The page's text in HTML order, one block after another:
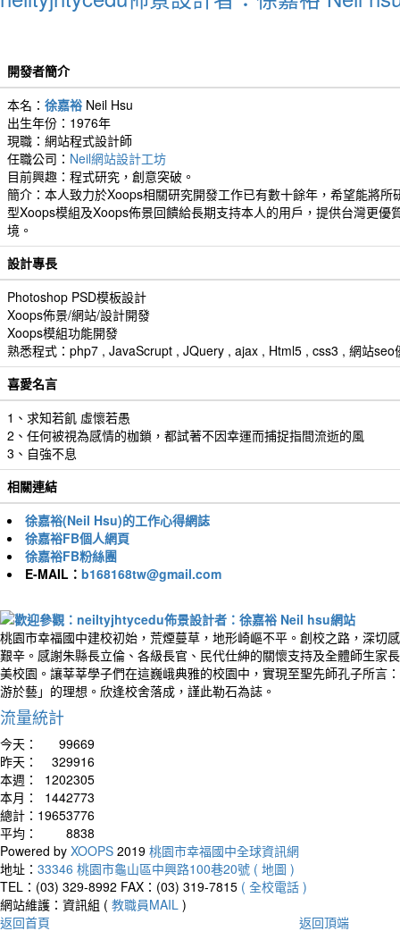
開發者簡介
本名： 徐嘉裕 Neil Hsu
出生年份：1976年
現職：網站程式設計師
任職公司： Neil網站設計工坊
目前興趣：程式研究，創意突破。
簡介：本人致力於Xoops相關研究開發工作已有數十餘年，希望能將所
型Xoops模組及Xoops佈景回饋給長期支持本人的用戶，提供台灣更優
境。
設計專長
Photoshop PSD模板設計
Xoops佈景/網站/設計開發
Xoops模組功能開發
熟悉程式：php7 , JavaScrupt , JQuery , ajax , Html5 , css3 , 網站seo
喜愛名言
1、求知若飢 虛懷若愚
2、任何被視為感情的枷鎖，都試著不因幸運而捕捉指間流逝的風
3、自強不息
相關連結
徐嘉裕(Neil Hsu)的工作心得網誌
徐嘉裕FB個人網頁
徐嘉裕FB粉絲團
E-MAIL： b168168tw@gmail.com
桃園市幸福國中建校初始，荒煙蔓草，地形崎嶇不平。創校之路，深切
艱辛。感謝朱縣長立倫、各級長官、民代仕紳的關懷支持及全體師生家
美校園。讓莘莘學子們在這巍峨典雅的校園中，實現至聖先師孔子所言
游於藝」的理想。欣逢校舍落成，謹此勒石為誌。
流量統計
今天：
99669
昨天：
329916
本週：
1202305
本月：
1442773
總計： 19653776
平均：
8838
Powered by XOOPS 2019 桃園市幸福國中全球資訊網
地址： 33346 桃園市龜山區中興路100巷20號 ( 地圖 )
TEL：(03) 329-8992 FAX：(03) 319-7815 ( 全校電話 )
網站維護：資訊組 ( 教職員MAIL )
返回首頁
返回頂端